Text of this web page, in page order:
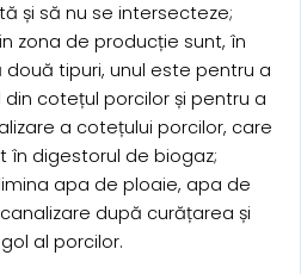
și să nu se intersecteze;
zona de producție sunt, în
două tipuri, unul este pentru a
cotețul porcilor și pentru a
a cotețului porcilor, care
digestorul de biogaz;
apa de ploaie, apa de
după curățarea și
al porcilor.